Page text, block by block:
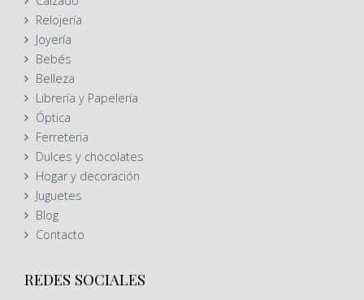
Relojería
Joyería
Bebés
Belleza
Librería y Papelería
Óptica
Ferreteria
Dulces y chocolates
Hogar y decoración
Juguetes
Blog
Contacto
REDES SOCIALES